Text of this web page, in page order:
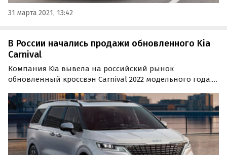
31 марта 2021, 13:42
В России начались продажи обновленного Kia
Carnival
Компания Kia вывела на российский рынок
обновленный кроссвэн Carnival 2022 модельного года.
новый логотип бренда и фирменную телематику Kia
Connect, которая до этого появилась у моделей
Sorento…